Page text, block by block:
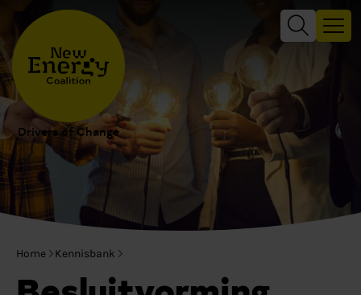
Drivers of Change
Home Kennisbank